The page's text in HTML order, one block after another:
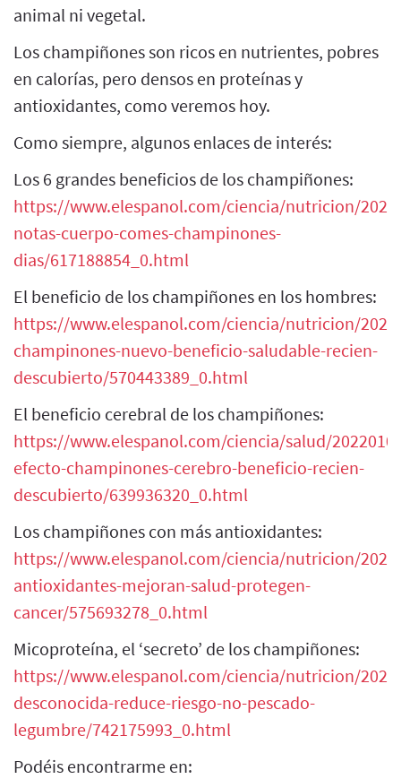
animal ni vegetal.
Los champiñones son ricos en nutrientes, pobres
en calorías, pero densos en proteínas y
antioxidantes, como veremos hoy.
Como siempre, algunos enlaces de interés:
Los 6 grandes beneficios de los champiñones:
https://www.elespanol.com/ciencia/nutricion/
notas-cuerpo-comes-champinones-
dias/617188854_0.html
El beneficio de los champiñones en los hombres:
https://www.elespanol.com/ciencia/nutricion/
champinones-nuevo-beneficio-saludable-recien-
descubierto/570443389_0.html
El beneficio cerebral de los champiñones:
https://www.elespanol.com/ciencia/salud/
efecto-champinones-cerebro-beneficio-recien-
descubierto/639936320_0.html
Los champiñones con más antioxidantes:
https://www.elespanol.com/ciencia/nutricion/
antioxidantes-mejoran-salud-protegen-
cancer/575693278_0.html
Micoproteína, el ‘secreto’ de los champiñones:
https://www.elespanol.com/ciencia/nutricion/
desconocida-reduce-riesgo-no-pescado-
legumbre/742175993_0.html
Podéis encontrarme en: